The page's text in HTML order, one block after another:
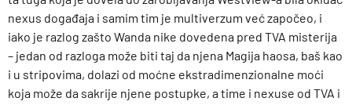
nexus događaja i samim tim je multiverzum već započeo, i
iako je razlog zašto Wanda nike dovedena pred TVA misterija
– jedan od razloga može biti taj da njena Magija haosa, baš kao
i u stripovima, dolazi od moćne ekstradimenzionalne moći
koja može da sakrije njene postupke, a time i nexuse od TVA i